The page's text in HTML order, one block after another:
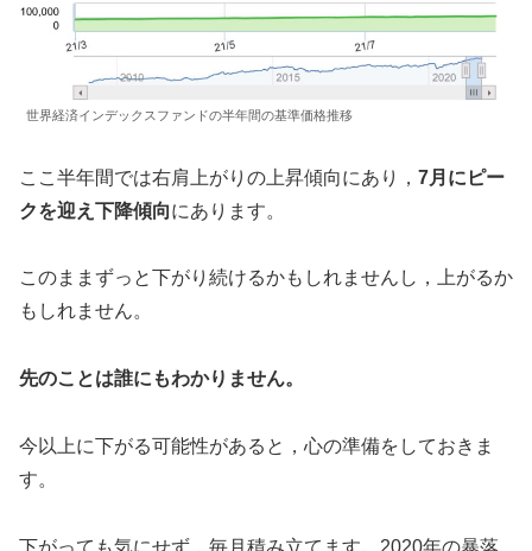
世界経済インデックスファンドの半年間の基準価格推移
ここ半年間では右肩上がりの上昇傾向にあり， 7月にピー
クを迎え下降傾向にあります。
このままずっと下がり続けるかもしれませんし，上がるか
もしれません。
先のことは誰にもわかりません。
今以上に下がる可能性があると，心の準備をしておきま
す。
下がっても気にせず，毎月積み立てます。2020年の暴落